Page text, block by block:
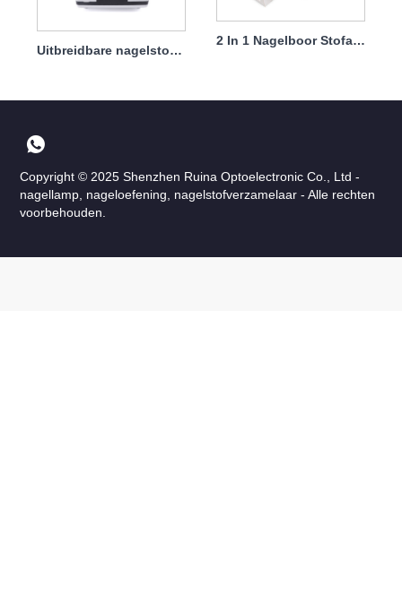
Copyright © 2025 Shenzhen Ruina Optoelectronic Co., Ltd -
nagellamp, nageloefening, nagelstofverzamelaar - Alle rechten
voorbehouden.